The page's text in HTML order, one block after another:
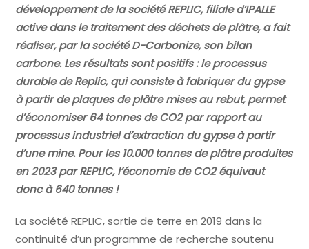
développement de la société REPLIC, filiale d’IPALLE
active dans le traitement des déchets de plâtre, a fait
réaliser, par la société D-Carbonize, son bilan
carbone. Les résultats sont positifs : le processus
durable de Replic, qui consiste à fabriquer du gypse
à partir de plaques de plâtre mises au rebut, permet
d’économiser 64 tonnes de CO2 par rapport au
processus industriel d’extraction du gypse à partir
d’une mine. Pour les 10.000 tonnes de plâtre produites
en 2023 par REPLIC, l’économie de CO2 équivaut
donc à 640 tonnes !
La société REPLIC, sortie de terre en 2019 dans la
continuité d’un programme de recherche soutenu